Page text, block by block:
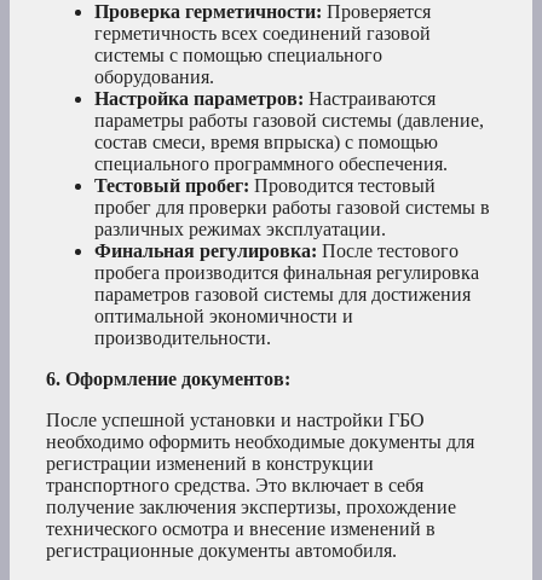
Проверка герметичности: Проверяется
герметичность всех соединений газовой
системы с помощью специального
оборудования.
Настройка параметров: Настраиваются
параметры работы газовой системы (давление,
состав смеси, время впрыска) с помощью
специального программного обеспечения.
Тестовый пробег: Проводится тестовый
пробег для проверки работы газовой системы в
различных режимах эксплуатации.
Финальная регулировка: После тестового
пробега производится финальная регулировка
параметров газовой системы для достижения
оптимальной экономичности и
производительности.
6. Оформление документов:
После успешной установки и настройки ГБО
необходимо оформить необходимые документы для
регистрации изменений в конструкции
транспортного средства. Это включает в себя
получение заключения экспертизы, прохождение
технического осмотра и внесение изменений в
регистрационные документы автомобиля.